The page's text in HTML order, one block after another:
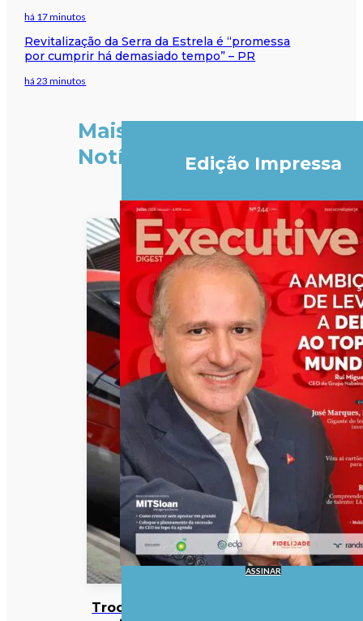
há 17 minutos
Revitalização da Serra da Estrela é “promessa
por cumprir há demasiado tempo” – PR
há 23 minutos
Mais
Notícias
Trocar o
Edição Impressa
ASSINAR